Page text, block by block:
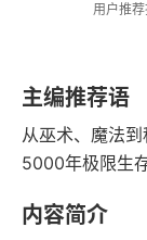
用户推
188
字数
主编推荐语
从巫术、魔法
5000年极限生
内容简介